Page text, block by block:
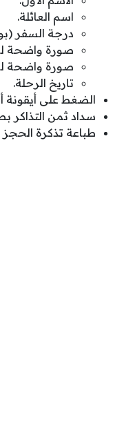
اسم العائلة.
درجة السفر
صورة واضحة
صورة واضحة
تاريخ الرحلة.
الضغط على
سداد ثمن التذاكر
طباعة تذكرة الحجز